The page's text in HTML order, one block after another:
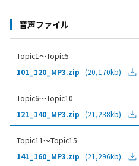
音声ファイル
Topic1～Topic5
101_120_MP3.zip (20,170kb)
Topic6～Topic10
121_140_MP3.zip (21,238kb)
Topic11～Topic15
141_160_MP3.zip (21,296kb)